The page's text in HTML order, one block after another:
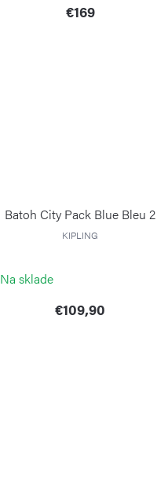
€169
Batoh City Pack Blue Bleu 2
KIPLING
Na sklade
€109,90